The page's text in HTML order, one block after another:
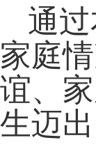
通
家庭
谊、
生迈